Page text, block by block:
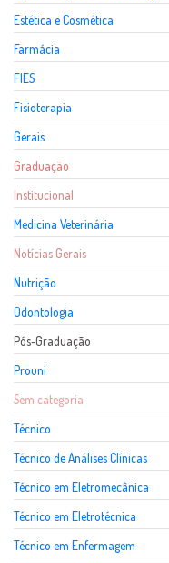
Estética e Cosmética
Farmácia
FIES
Fisioterapia
Gerais
Graduação
Institucional
Medicina Veterinária
Notícias Gerais
Nutrição
Odontologia
Pós-Graduação
Prouni
Sem categoria
Técnico
Técnico de Análises Clínicas
Técnico em Eletromecânica
Técnico em Eletrotécnica
Técnico em Enfermagem